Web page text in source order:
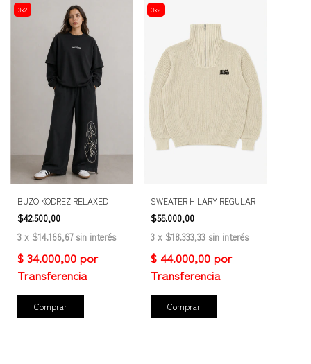
BUZO KODREZ RELAXED
$42.500,00
3x2
3 x $14.166,67 sin interés
Comprar
SWEATER HILARY REGULAR
$55.000,00
3x2
3 x $18.333,33 sin interés
Comprar